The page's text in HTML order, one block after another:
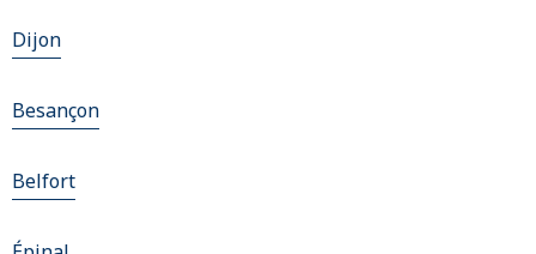
Dijon
Besançon
Belfort